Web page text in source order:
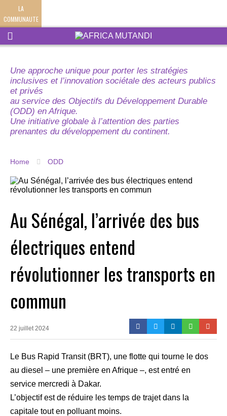
LA
COMMUNAUTE
Une approche unique pour porter les stratégies
inclusives et l’innovation sociétale des acteurs publics
et privés
au service des Objectifs du Développement Durable
(ODD) en Afrique.
Une initiative globale à l’attention des parties
prenantes du développement du continent.
Home ODD
Au Sénégal, l’arrivée des bus
électriques entend
révolutionner les transports en
commun
22 juillet 2024
Le Bus Rapid Transit (BRT), une flotte qui tourne le dos
au diesel – une première en Afrique –, est entré en
service mercredi à Dakar.
L’objectif est de réduire les temps de trajet dans la
capitale tout en polluant moins.